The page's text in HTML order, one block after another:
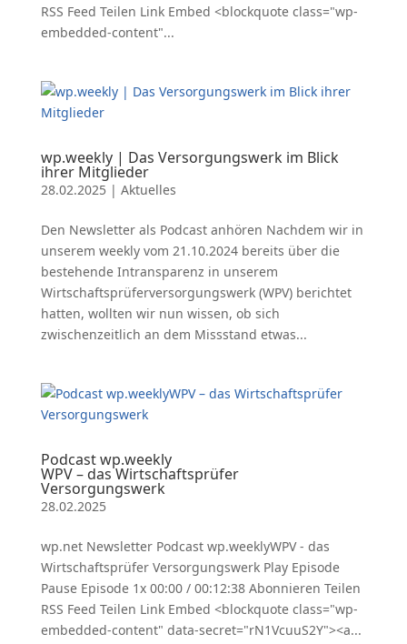
RSS Feed Teilen Link Embed <blockquote class="wp-
embedded-content"...
wp.weekly | Das Versorgungswerk im Blick
ihrer Mitglieder
28.02.2025| Aktuelles
Den Newsletter als Podcast anhören Nachdem wir in
unserem weekly vom 21.10.2024 bereits über die
bestehende Intransparenz in unserem
Wirtschaftsprüferversorgungswerk (WPV) berichtet
hatten, wollten wir nun wissen, ob sich
zwischenzeitlich an dem Missstand etwas...
Podcast wp.weekly
WPV – das Wirtschaftsprüfer
Versorgungswerk
28.02.2025
wp.net Newsletter Podcast wp.weeklyWPV - das
Wirtschaftsprüfer Versorgungswerk Play Episode
Pause Episode 1x 00:00 / 00:12:38 Abonnieren Teilen
RSS Feed Teilen Link Embed <blockquote class="wp-
embedded-content" data-secret="rN1VcuuS2Y"><a...